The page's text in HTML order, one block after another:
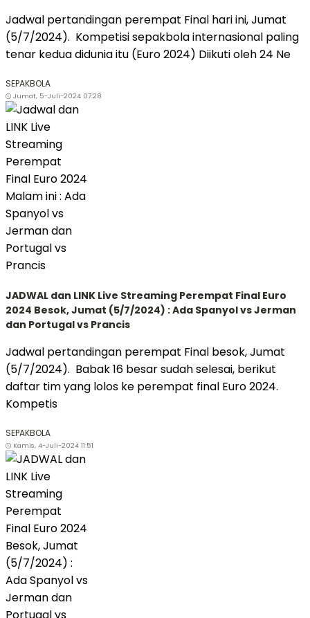
Jadwal pertandingan perempat Final hari ini, Jumat
(5/7/2024). Kompetisi sepakbola internasional paling
tenar kedua didunia itu (Euro 2024) Diikuti oleh 24 Ne
SEPAKBOLA
Jumat, 5-Juli-2024 07:28
JADWAL dan LINK Live Streaming Perempat Final Euro
2024 Besok, Jumat (5/7/2024) : Ada Spanyol vs Jerman
dan Portugal vs Prancis
Jadwal pertandingan perempat Final besok, Jumat
(5/7/2024). Babak 16 besar sudah selesai, berikut
daftar tim yang lolos ke perempat final Euro 2024.
Kompetis
SEPAKBOLA
Kamis, 4-Juli-2024 11:51